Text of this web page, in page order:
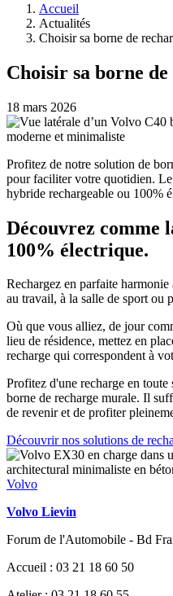
Accueil
Actualités
Choisir sa borne de
Choisir sa borne
18 mars 2026
Profitez de notre solution de
pour faciliter votre quotidien.
hybride rechargeable ou 100%
Découvrez comme
100% électrique.
Rechargez en parfaite
au travail, à la salle de sport ou
Où que vous alliez, de jour
lieu de résidence, mettez en
recharge qui correspondent à
Profitez d'une recharge en
borne de recharge murale. Il
de revenir et de profiter
Découvrir nos solutions de
Volvo
Volvo Lievin
Forum de l'Automobile - Bd
Accueil : 03 21 18 60 50